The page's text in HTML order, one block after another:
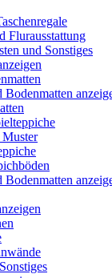
Flurausstattung
und Sonstiges
Bodenmatten
Bodenmatten